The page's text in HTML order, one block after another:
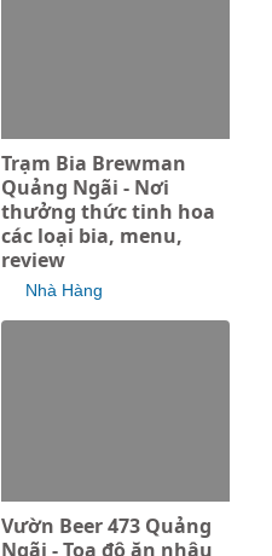
Trạm Bia Brewman
Quảng Ngãi - Nơi
thưởng thức tinh hoa
các loại bia, menu,
review
Nhà Hàng
Vườn Beer 473 Quảng
Ngãi - Toạ độ ăn nhậu